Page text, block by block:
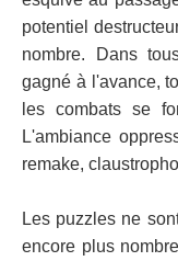
potentiel
nombre. Dans
gagné à l'avance,
les combats se
L'ambiance
remake,
Les puzzles ne
encore plus